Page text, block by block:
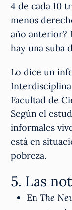
4 de cada 10
menos
año anterior?
hay una suba
Lo dice un
Facultad de
Según el
informales
está en
pobreza.
5. Las
EnThe